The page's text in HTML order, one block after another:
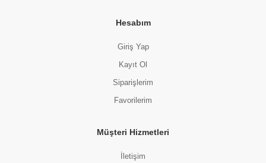
Hesabım
Giriş Yap
Kayıt Ol
Siparişlerim
Favorilerim
Müşteri Hizmetleri
İletişim